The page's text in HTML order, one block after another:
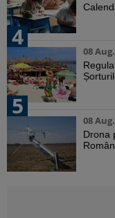
4
08
5
08
Drona